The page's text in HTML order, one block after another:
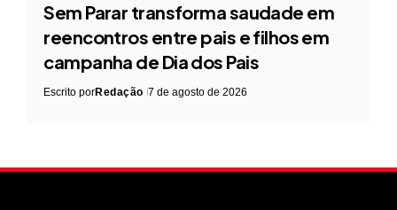
Sem Parar transforma saudade em
reencontros entre pais e filhos em
campanha de Dia dos Pais
Escrito porRedação 7 de agosto de 2026